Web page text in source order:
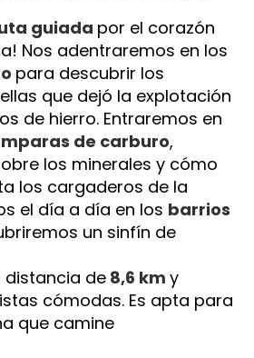
guiada
para descubrir los
que dejó la explotación
de hierro. Entraremos en
de carburo,
los minerales y cómo
los cargaderos de la
el día a día en los barrios
distancia de 8,6 km y
cómodas. Es apta para
que camine